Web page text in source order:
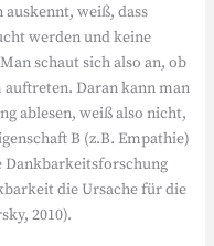
weiß, dass
werden und keine
schaut sich also an, ob
auftreten. Daran kann man
ablesen, weiß also nicht,
B (z.B. Empathie)
Dankbarkeitsforschung
die Ursache für die
2010).